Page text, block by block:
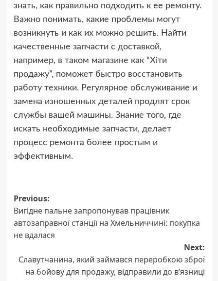
знать, как правильно подходить к ее ремонту.
Важно понимать, какие проблемы могут
возникнуть и как их можно решить. Найти
качественные запчасти с доставкой,
например, в таком магазине как “Хіти
продажу”, поможет быстро восстановить
работу техники. Регулярное обслуживание и
замена изношенных деталей продлят срок
службы вашей машины. Знание того, где
искать необходимые запчасти, делает
процесс ремонта более простым и
эффективным.
Post
navigation
Previous:
Вигідне пальне запропонував працівник
автозаправної станції на Хмельниччині: покупка
не вдалася
Next:
Славутчанина, який займався переробкою зброї
на бойову для продажу, відправили до в’язниці